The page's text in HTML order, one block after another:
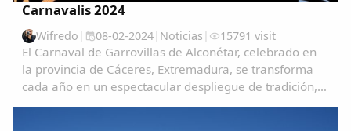
Carnavalis 2024
Wifredo | 08-02-2024| Noticias | 15791 visit
El Carnaval de Garrovillas de Alconétar, celebrado en
la provincia de Cáceres, Extremadura, se transforma
cada año en un espectacular despliegue de tradición,
color y alegría, atrayendo a visitantes de todas partes